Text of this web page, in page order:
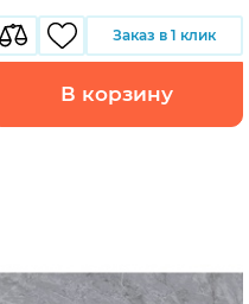
Заказ в 1 клик
В корзину